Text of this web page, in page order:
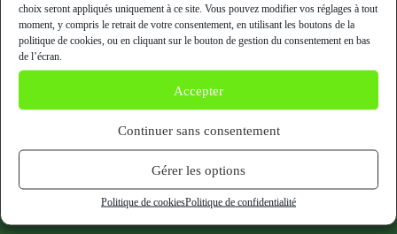
choix seront appliqués uniquement à ce site. Vous pouvez modifier vos réglages à tout
moment, y compris le retrait de votre consentement, en utilisant les boutons de la
politique de cookies, ou en cliquant sur le bouton de gestion du consentement en bas
de l’écran.
Accepter
Continuer sans consentement
Gérer les options
Politique de cookiesPolitique de confidentialité
Nous contacter
info@cueilletteurbaine.com
06.47.92.74.49
80 rue des Haies, 75020 Paris